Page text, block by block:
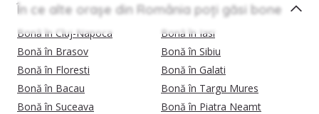
În ce alte orașe din România poți găsi bone
Bonă în Cluj-Napoca
Bonă în Iasi
Bonă în Brasov
Bonă în Sibiu
Bonă în Floresti
Bonă în Galati
Bonă în Bacau
Bonă în Targu Mures
Bonă în Suceava
Bonă în Piatra Neamt